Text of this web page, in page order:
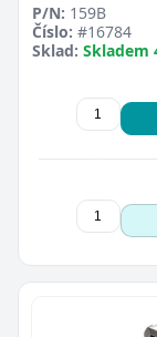
P/N: 159B
Číslo: #16784
Sklad: Skladem